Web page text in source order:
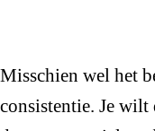
Misschien wel het
consistentie. Je